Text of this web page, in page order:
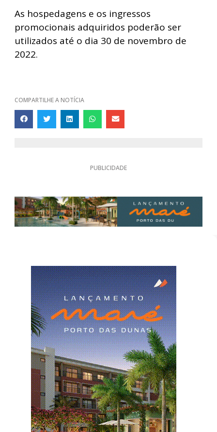
As hospedagens e os ingressos
promocionais adquiridos poderão ser
utilizados até o dia 30 de novembro de
2022.
COMPARTILHE A NOTÍCIA
PUBLICIDADE